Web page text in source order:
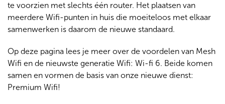
te voorzien met slechts één router. Het plaatsen van
meerdere Wifi-punten in huis die moeiteloos met elkaar
samenwerken is daarom de nieuwe standaard.
Op deze pagina lees je meer over de voordelen van Mesh
Wifi en de nieuwste generatie Wifi: Wi-fi 6. Beide komen
samen en vormen de basis van onze nieuwe dienst:
Premium Wifi!